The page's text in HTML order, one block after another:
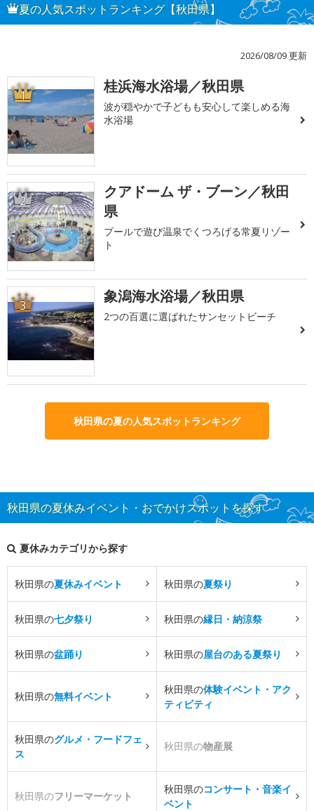
夏の人気スポットランキング【秋田県】
2026/08/09 更新
1 桂浜海水浴場／秋田県
波が穏やかで子どもも安心して楽しめる海
水浴場
2
クアドーム ザ・ブーン／秋田
県
プールで遊び温泉でくつろげる常夏リゾー
ト
3 象潟海水浴場／秋田県
2つの百選に選ばれたサンセットビーチ
秋田県の夏の人気スポットランキング
秋田県の夏休みイベント・おでかけスポットを探す
夏休みカテゴリから探す
秋田県の夏休みイベント 秋田県の夏祭り
秋田県の七夕祭り 秋田県の縁日・納涼祭
秋田県の盆踊り 秋田県の屋台のある夏祭り
秋田県の無料イベント
秋田県の体験イベント・アク
ティビティ
秋田県のグルメ・フードフェ
ス
秋田県の物産展
秋田県のフリーマーケット
秋田県のコンサート・音楽イ
ベント